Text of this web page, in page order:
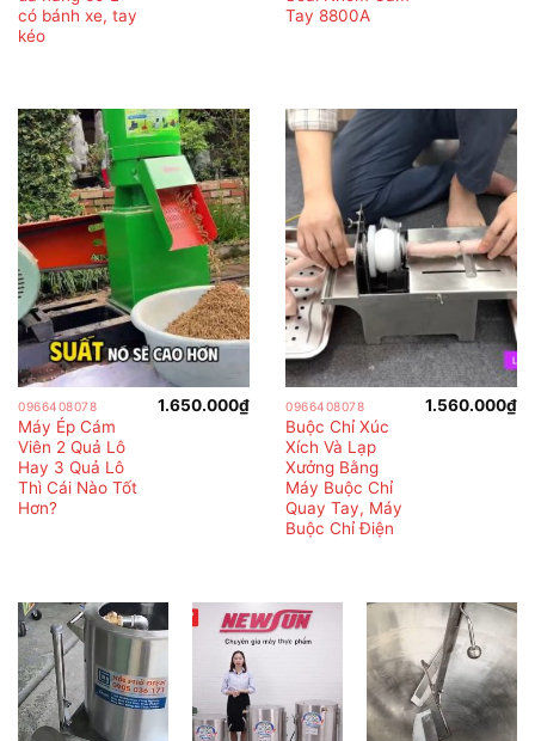
có bánh xe, tay
kéo
Tay 8800A
0966408078
Máy Ép Cám
Viên 2 Quả Lô
Hay 3 Quả Lô
Thì Cái Nào Tốt
Hơn?
1.650.000₫ 0966408078
Buộc Chỉ Xúc
Xích Và Lạp
Xưởng Bằng
Máy Buộc Chỉ
Quay Tay, Máy
Buộc Chỉ Điện
1.560.000₫